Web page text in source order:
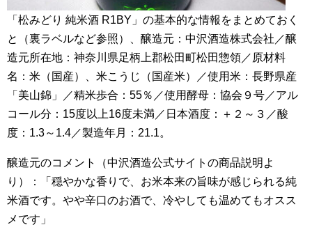
「松みどり 純米酒 R1BY」の基本的な情報をまとめておく
と（裏ラベルなど参照）、醸造元：中沢酒造株式会社／醸
造元所在地：神奈川県足柄上郡松田町松田惣領／原材料
名：米（国産）、米こうじ（国産米）／使用米：長野県産
「美山錦」／精米歩合：55％／使用酵母：協会９号／アル
コール分：15度以上16度未満／日本酒度：＋２～３／酸
度：1.3～1.4／製造年月：21.1。
醸造元のコメント（中沢酒造公式サイトの商品説明よ
り）：「穏やかな香りで、お米本来の旨味が感じられる純
米酒です。やや辛口のお酒で、冷やしても温めてもオスス
メです」